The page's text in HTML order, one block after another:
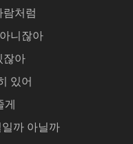
람처럼
니잖아
잖아
있어
까 아닐까